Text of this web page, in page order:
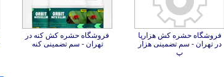
فروشگاه حشره کش هزارپا
در تهران - سم تضمینی هزار
پ
فروشگاه حشره کش کنه در
تهران - سم تضمینی کنه